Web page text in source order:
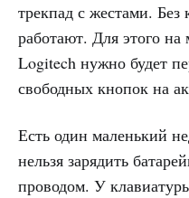
трекпад с жестами.
работают. Для этого
Logitech нужно будет
свободных кнопок на
Есть один маленький
нельзя зарядить
проводом. У